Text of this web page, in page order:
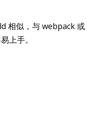
相似，与 webpack
上手。